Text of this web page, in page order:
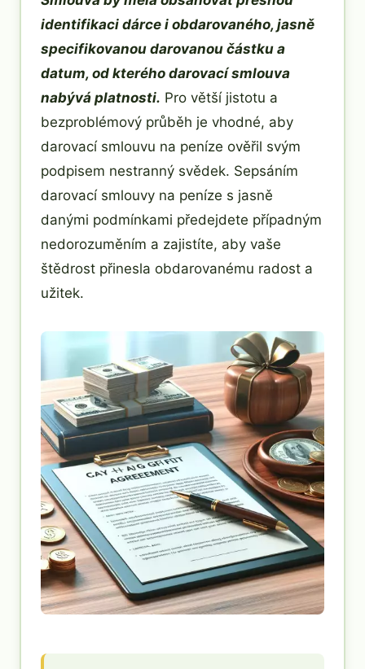
identifikaci dárce i obdarovaného, jasně
specifikovanou darovanou částku a
datum, od kterého darovací smlouva
nabývá platnosti. Pro větší jistotu a
bezproblémový průběh je vhodné, aby
darovací smlouvu na peníze ověřil svým
podpisem nestranný svědek. Sepsáním
darovací smlouvy na peníze s jasně
danými podmínkami předejdete případným
nedorozuměním a zajistíte, aby vaše
štědrost přinesla obdarovanému radost a
užitek.